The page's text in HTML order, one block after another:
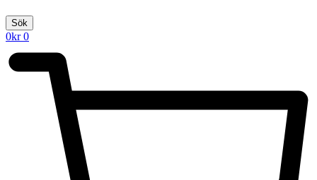
Sök
0kr 0